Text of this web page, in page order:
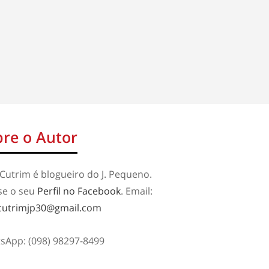
o Autor
é blogueiro do J. Pequeno.
o seu Perfil no Facebook. Email:
(098) 98297-8499